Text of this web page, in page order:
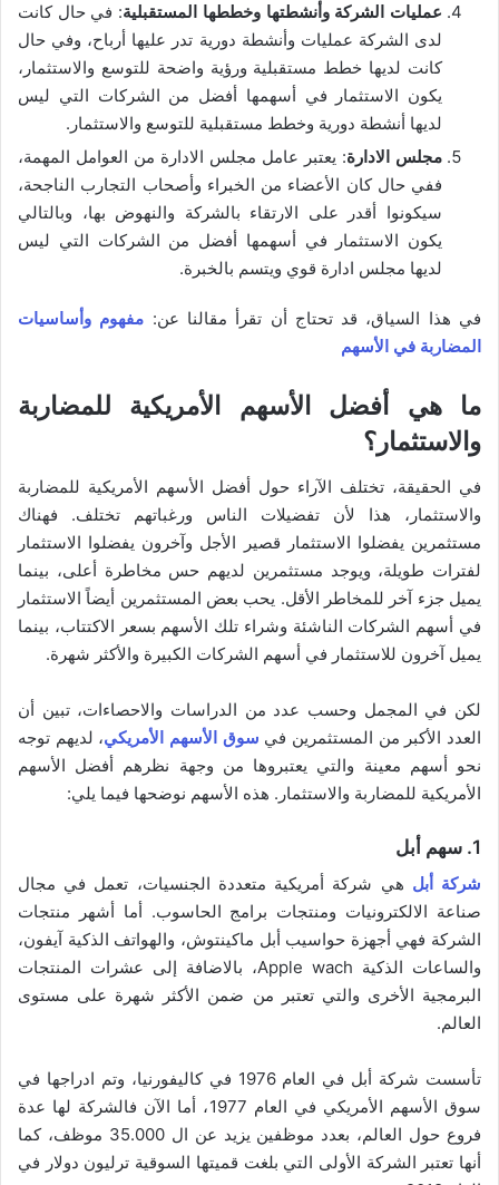
عمليات الشركة وأنشطتها وخططها المستقبلية: في حال كانت
لدى الشركة عمليات وأنشطة دورية تدر عليها أرباح، وفي حال
كانت لديها خطط مستقبلية ورؤية واضحة للتوسع والاستثمار،
يكون الاستثمار في أسهمها أفضل من الشركات التي ليس
لديها أنشطة دورية وخطط مستقبلية للتوسع والاستثمار.
مجلس الادارة: يعتبر عامل مجلس الادارة من العوامل المهمة،
ففي حال كان الأعضاء من الخبراء وأصحاب التجارب الناجحة،
سيكونوا أقدر على الارتقاء بالشركة والنهوض بها، وبالتالي
يكون الاستثمار في أسهمها أفضل من الشركات التي ليس
لديها مجلس ادارة قوي ويتسم بالخبرة.
في هذا السياق، قد تحتاج أن تقرأ مقالنا عن: مفهوم وأساسيات
المضاربة في الأسهم
ما هي أفضل الأسهم الأمريكية للمضاربة
والاستثمار؟
في الحقيقة، تختلف الآراء حول أفضل الأسهم الأمريكية للمضاربة
والاستثمار، هذا لأن تفضيلات الناس ورغباتهم تختلف. فهناك
مستثمرين يفضلوا الاستثمار قصير الأجل وآخرون يفضلوا الاستثمار
لفترات طويلة، ويوجد مستثمرين لديهم حس مخاطرة أعلى، بينما
يميل جزء آخر للمخاطر الأقل. يحب بعض المستثمرين أيضاً الاستثمار
في أسهم الشركات الناشئة وشراء تلك الأسهم بسعر الاكتتاب، بينما
يميل آخرون للاستثمار في أسهم الشركات الكبيرة والأكثر شهرة.
لكن في المجمل وحسب عدد من الدراسات والاحصاءات، تبين أن
العدد الأكبر من المستثمرين في سوق الأسهم الأمريكي، لديهم توجه
نحو أسهم معينة والتي يعتبروها من وجهة نظرهم أفضل الأسهم
الأمريكية للمضاربة والاستثمار. هذه الأسهم نوضحها فيما يلي:
1. سهم أبل
شركة أبل هي شركة أمريكية متعددة الجنسيات، تعمل في مجال
صناعة الالكترونيات ومنتجات برامج الحاسوب. أما أشهر منتجات
الشركة فهي أجهزة حواسيب أبل ماكينتوش، والهواتف الذكية آيفون،
والساعات الذكية Apple wach، بالاضافة إلى عشرات المنتجات
البرمجية الأخرى والتي تعتبر من ضمن الأكثر شهرة على مستوى
العالم.
تأسست شركة أبل في العام 1976 في كاليفورنيا، وتم ادراجها في
سوق الأسهم الأمريكي في العام 1977، أما الآن فالشركة لها عدة
فروع حول العالم، بعدد موظفين يزيد عن ال 35.000 موظف، كما
أنها تعتبر الشركة الأولى التي بلغت قميتها السوقية ترليون دولار في